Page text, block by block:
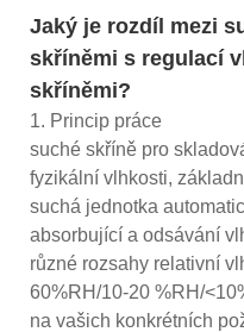
Jaký je rozdíl mezi
skříněmi s regulací
skříněmi?
1. Princip práce
suché skříně pro
fyzikální vlhkosti,
suchá jednotka
absorbující a odsávání
různé rozsahy relativní
60%RH/10-20 %RH/
na vašich konkrétních